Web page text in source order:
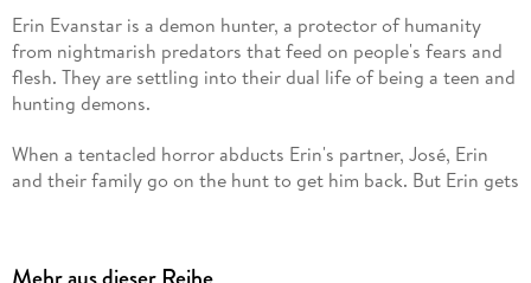
Erin Evanstar is a demon hunter, a protector of humanity
from nightmarish predators that feed on people's fears and
flesh. They are settling into their dual life of being a teen and
hunting demons.
When a tentacled horror abducts Erin's partner, José, Erin
and their family go on the hunt to get him back. But Erin gets